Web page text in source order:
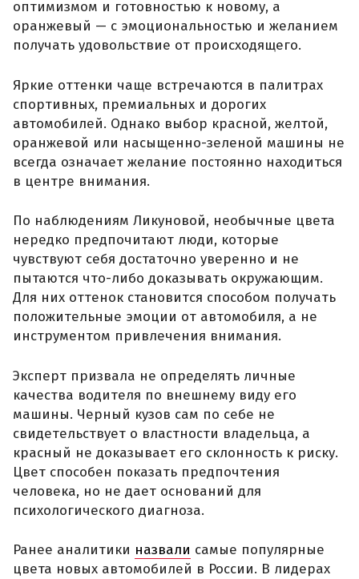
оптимизмом и готовностью к новому, а
оранжевый — с эмоциональностью и желанием
получать удовольствие от происходящего.
Яркие оттенки чаще встречаются в палитрах
спортивных, премиальных и дорогих
автомобилей. Однако выбор красной, желтой,
оранжевой или насыщенно-зеленой машины не
всегда означает желание постоянно находиться
в центре внимания.
По наблюдениям Ликуновой, необычные цвета
нередко предпочитают люди, которые
чувствуют себя достаточно уверенно и не
пытаются что-либо доказывать окружающим.
Для них оттенок становится способом получать
положительные эмоции от автомобиля, а не
инструментом привлечения внимания.
Эксперт призвала не определять личные
качества водителя по внешнему виду его
машины. Черный кузов сам по себе не
свидетельствует о властности владельца, а
красный не доказывает его склонность к риску.
Цвет способен показать предпочтения
человека, но не дает оснований для
психологического диагноза.
Ранее аналитики назвали самые популярные
цвета новых автомобилей в России. В лидерах